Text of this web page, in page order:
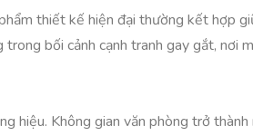
thiết kế hiện đại thường kết hợp
bối cảnh cạnh tranh gay gắt, nơi
hiệu. Không gian văn phòng trở